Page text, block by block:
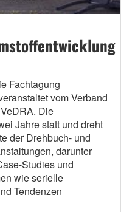
Fachtagung
vom Verband
Die
Jahre statt und dreht
der Drehbuch- und
darunter
Studies und
wie serielle
Tendenzen